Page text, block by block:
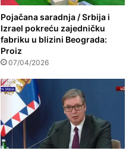
Pojačana saradnja / Srbija i
Izrael pokreću zajedničku
fabriku u blizini Beograda:
Proiz
07/04/2026